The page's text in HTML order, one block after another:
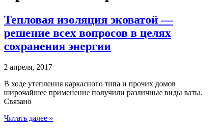
Тепловая изоляция эковатой —
решение всех вопросов в целях
сохранения энергии
2 апреля, 2017
В ходе утепления каркасного типа и прочих домов
широчайшее применение получили различные виды ваты.
Связано
Читать далее »